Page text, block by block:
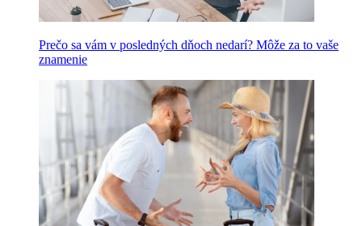
Prečo sa vám v posledných dňoch nedarí? Môže za to vaše
znamenie